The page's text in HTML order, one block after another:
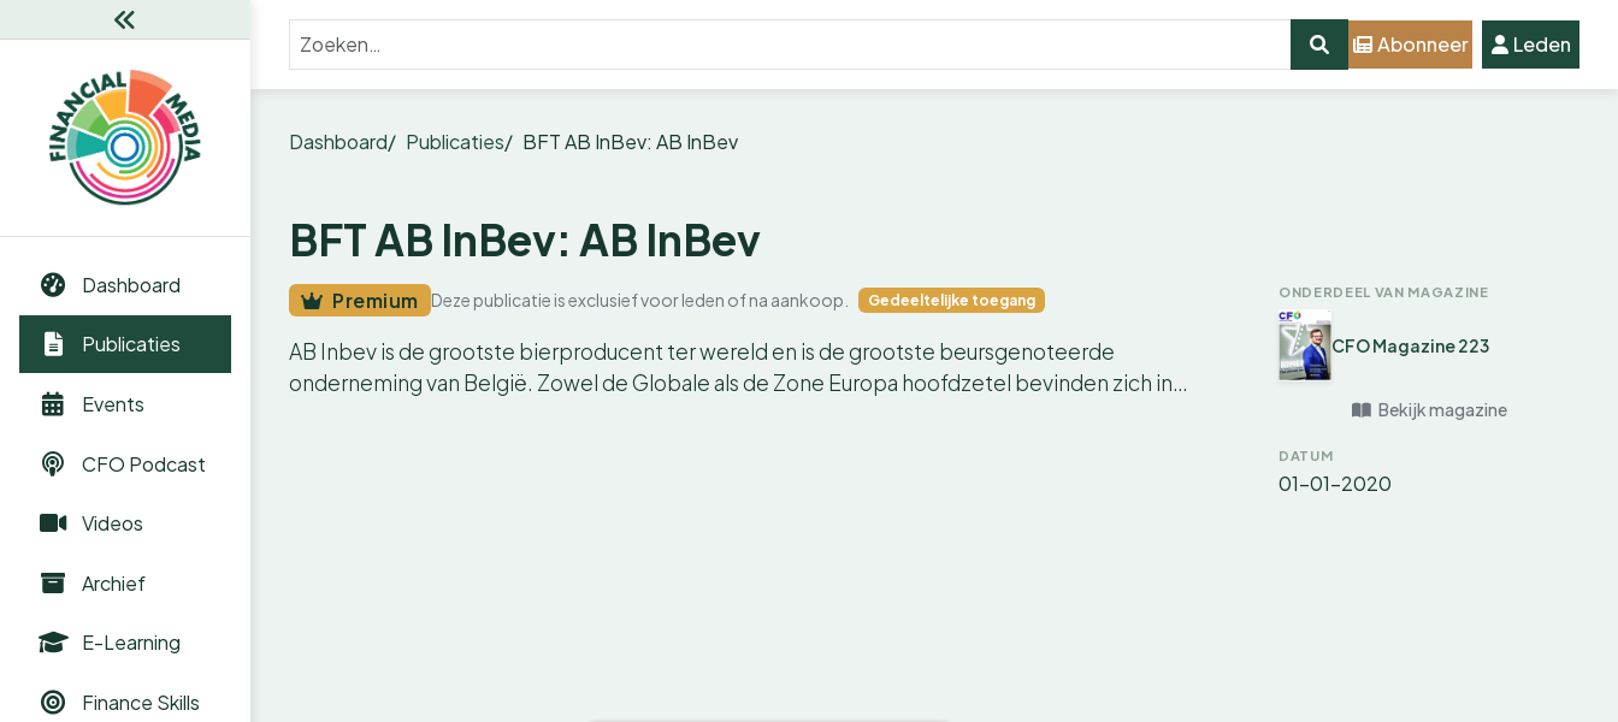
Dashboard
Publicaties
Events
CFO Podcast
Videos
Archief
E-Learning
Finance Skills
Abonneer Leden
Dashboard Publicaties BFT AB InBev: AB InBev
BFT AB InBev: AB InBev
Premium Deze publicatie is exclusief voor leden of na aankoop. Gedeeltelijke toegang
AB Inbev is de grootste bierproducent ter wereld en is de grootste beursgenoteerde
onderneming van België. Zowel de Globale als de Zone Europa hoofdzetel bevinden zich in…
ONDERDEEL VAN MAGAZINE
CFO Magazine 223
Bekijk magazine
DATUM
01-01-2020